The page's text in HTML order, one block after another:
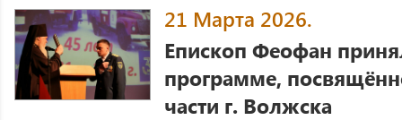
21 Марта 2026.
Епископ Феофан
программе,
части г. Волжска